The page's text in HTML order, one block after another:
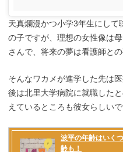
天真爛漫かつ小学3年生にし
の子ですが、理想の女性像は
さんで、将来の夢は看護師との
そんなワカメが進学した先は
後は北里大学病院に就職した
えているところも彼女らしいで